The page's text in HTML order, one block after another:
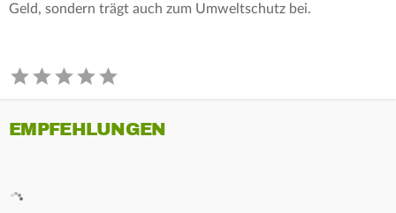
Geld, sondern trägt auch zum Umweltschutz bei.
EMPFEHLUNGEN